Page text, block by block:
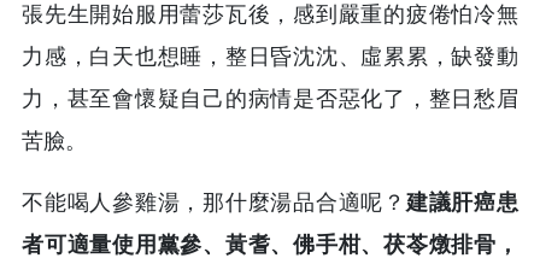
張先生開始服用蕾莎瓦後，感到嚴重的疲倦怕冷無
力感，白天也想睡，整日昏沈沈、虛累累，缺發動
力，甚至會懷疑自己的病情是否惡化了，整日愁眉
苦臉。
不能喝人參雞湯，那什麼湯品合適呢？ 建議肝癌患
者可適量使用黨參、黃耆、佛手柑、茯苓燉排骨，